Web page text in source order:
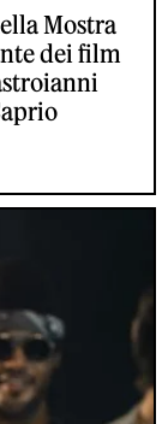
Mostra
dei film